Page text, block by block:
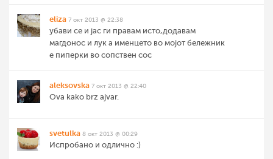
eliza 7 окт 2013 @ 22:38
убави се и јас ги правам исто,додавам
магдонос и лук а именцето во мојот бележник
е пиперки во сопствен сос
aleksovska 7 окт 2013 @ 22:40
Ova kako brz ajvar.
svetulka 8 окт 2013 @ 00:29
Испробано и одлично :)